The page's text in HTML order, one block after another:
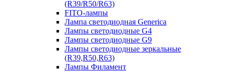
(R39/R50/R63)
FITO-лампы
Лампа светодиодная Generica
Лампы светодиодные G4
Лампы светодиодные G9
Лампы светодиодные зеркальные
(R39,R50,R63)
Лампы Филамент